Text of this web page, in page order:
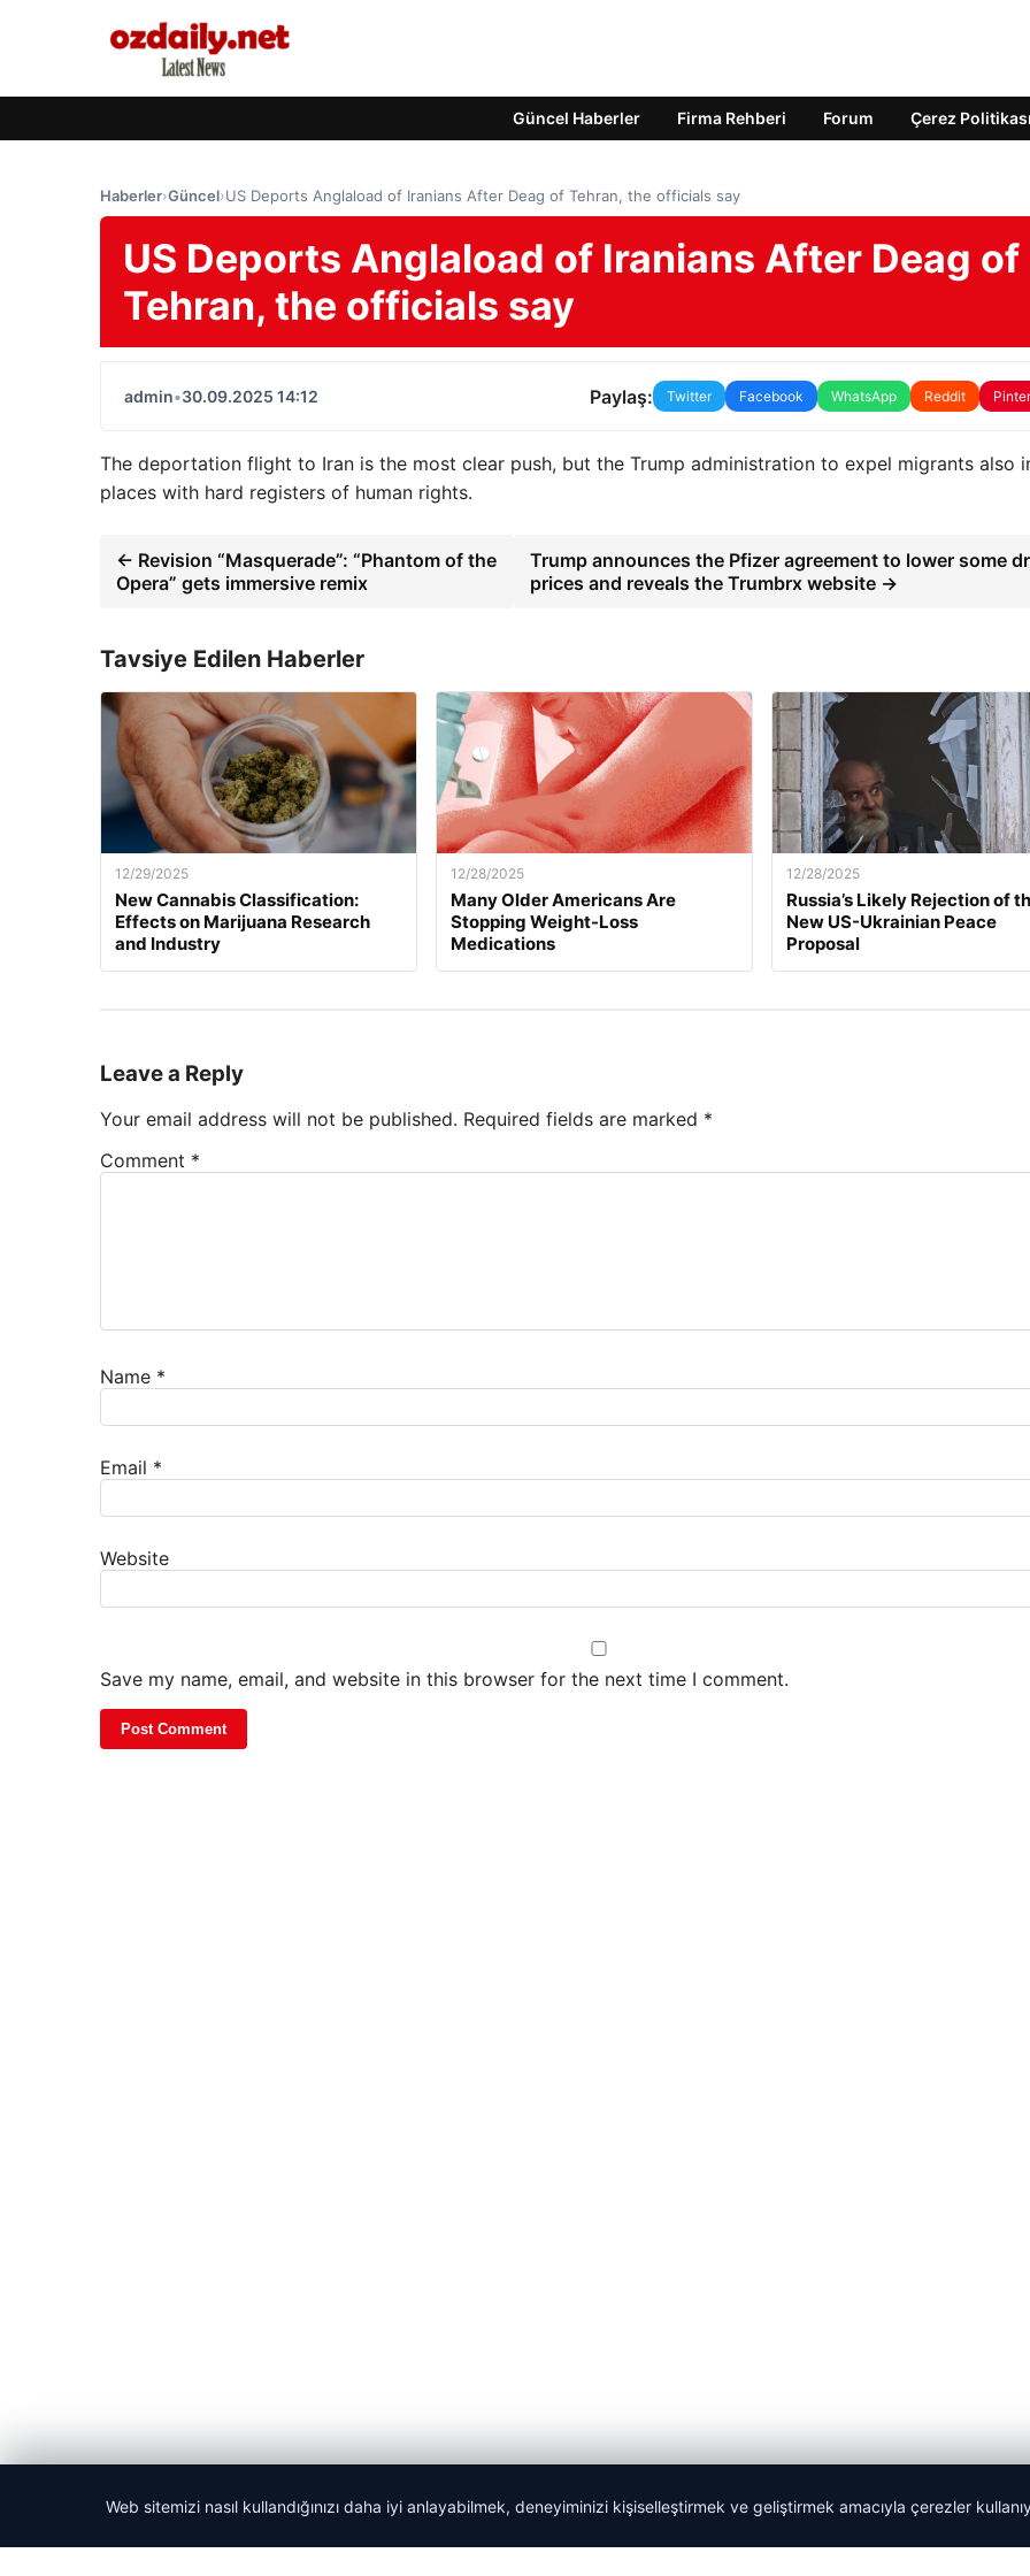
Güncel Haberler Firma Rehberi Forum Çerez Politikası
Haberler›Güncel›US Deports Anglaload of Iranians After Deag of Tehran, the officials say
US Deports Anglaload of Iranians After Deag of
Tehran, the officials say
admin•30.09.2025 14:12 Paylaş: Twitter Facebook WhatsApp Reddit
The deportation flight to Iran is the most clear push, but the Trump administration to expel migrants also
places with hard registers of human rights.
← Revision “Masquerade”: “Phantom of the
Opera” gets immersive remix
Trump announces the Pfizer agreement to lower some
prices and reveals the Trumbrx website →
Tavsiye Edilen Haberler
12/29/2025
New Cannabis Classification:
Effects on Marijuana Research
and Industry
12/28/2025
Many Older Americans Are
Stopping Weight-Loss
Medications
12/28/2025
Russia’s Likely Rejection of
New US-Ukrainian Peace
Proposal
Leave a Reply
Your email address will not be published. Required fields are marked *
Comment *
Name *
Email *
Website
Save my name, email, and website in this browser for the next time I comment.
Web sitemizi nasıl kullandığınızı daha iyi anlayabilmek, deneyiminizi kişiselleştirmek ve geliştirmek amacıyla çerezler